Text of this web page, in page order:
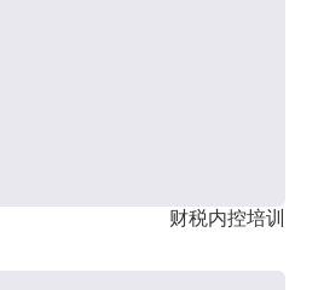
财税内控培训